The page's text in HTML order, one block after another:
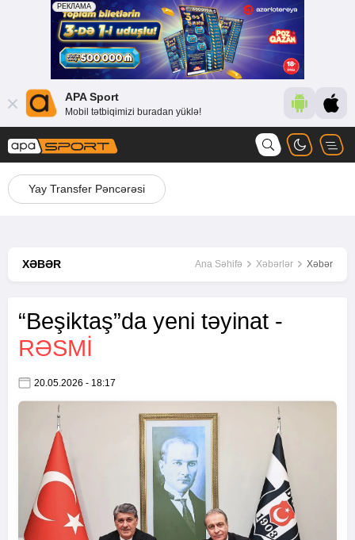
APA Sport
Mobil tətbiqimizi buradan yüklə!
Yay Transfer Pəncərəsi
XƏBƏR Ana Səhifə Xəbərlər Xəbər
“Beşiktaş”da yeni təyinat -
RƏSMİ
20.05.2026 - 18:17